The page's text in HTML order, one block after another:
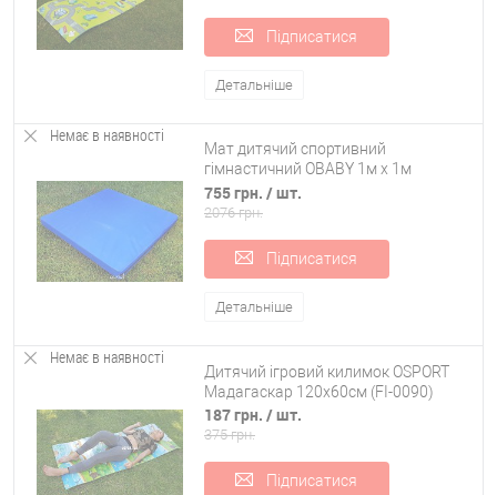
Підписатися
Детальніше
Немає в наявності
Мат дитячий спортивний
гімнастичний OBABY 1м х 1м
товщина 10см (ob-0003)
755 грн. / шт.
2076 грн.
Підписатися
Детальніше
Немає в наявності
Дитячий ігровий килимок OSPORT
Мадагаскар 120x60см (FI-0090)
187 грн. / шт.
375 грн.
Підписатися